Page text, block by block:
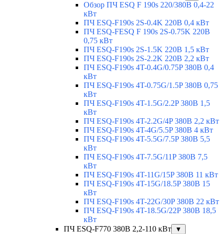
Обзор ПЧ ESQ F 190s 220/380В 0,4-22
кВт
ПЧ ESQ-F190s 2S-0.4K 220В 0,4 кВт
ПЧ ESQ-FESQ F 190s 2S-0.75K 220В
0,75 кВт
ПЧ ESQ-F190s 2S-1.5K 220В 1,5 кВт
ПЧ ESQ-F190s 2S-2.2K 220В 2,2 кВт
ПЧ ESQ-F190s 4T-0.4G/0.75P 380В 0,4
кВт
ПЧ ESQ-F190s 4T-0.75G/1.5P 380В 0,75
кВт
ПЧ ESQ-F190s 4T-1.5G/2.2P 380В 1,5
кВт
ПЧ ESQ-F190s 4T-2.2G/4P 380В 2,2 кВт
ПЧ ESQ-F190s 4T-4G/5.5P 380В 4 кВт
ПЧ ESQ-F190s 4T-5.5G/7.5P 380В 5,5
кВт
ПЧ ESQ-F190s 4T-7.5G/11P 380В 7,5
кВт
ПЧ ESQ-F190s 4T-11G/15P 380В 11 кВт
ПЧ ESQ-F190s 4T-15G/18.5P 380В 15
кВт
ПЧ ESQ-F190s 4T-22G/30P 380В 22 кВт
ПЧ ESQ-F190s 4T-18.5G/22P 380В 18,5
кВт
ПЧ ESQ-F770 380В 2,2-110 кВт
▼